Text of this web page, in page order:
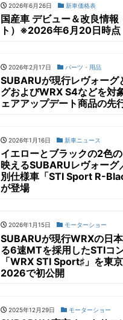
2026年6月26日 新車価格表
国産車 デビュー＆改良情報
ト）※2026年6月20日時点
2026年2月17日 パーツ・用品
SUBARUが現行レヴォーグ
グおよびWRX S4などを対
ェアアップデート商品の先
2026年1月16日 新車ニュース
イエローとブラックの2色
映えるSUBARUレヴォーグ
別仕様車「STI Sport R-
が登場
2026年1月15日 モーターショー
SUBARUが現行WRXの日
る6速MTを採用したSTIコ
「WRX STI Sport♯」を東
2026で初公開
2025年12月29日 モーターショー